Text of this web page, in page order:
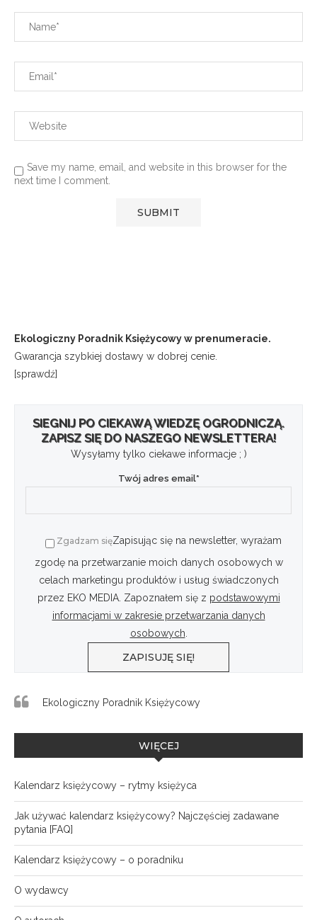
Save my name, email, and website in this browser for the
next time I comment.
Ekologiczny Poradnik Księżycowy w prenumeracie.
Gwarancja szybkiej dostawy w dobrej cenie.
[sprawdź]
SIEGNIJ PO CIEKAWĄ WIEDZĘ OGRODNICZĄ.
ZAPISZ SIĘ DO NASZEGO NEWSLETTERA!
Wysyłamy tylko ciekawe informacje ; )
Twój adres email*
Zgadzam sięZapisując się na newsletter, wyrażam
zgodę na przetwarzanie moich danych osobowych w
celach marketingu produktów i usług świadczonych
przez EKO MEDIA. Zapoznałem się z podstawowymi
informacjami w zakresie przetwarzania danych
osobowych
Ekologiczny Poradnik Księżycowy
WIĘCEJ
Kalendarz księżycowy – rytmy księżyca
Jak używać kalendarz księżycowy? Najczęściej zadawane
pytania [FAQ]
Kalendarz księżycowy – o poradniku
O wydawcy